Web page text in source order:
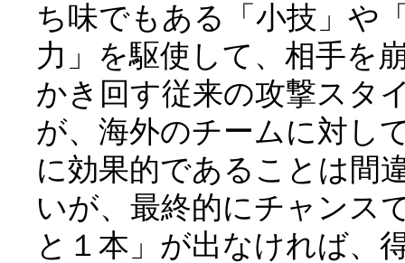
ち味でもある「小技」や
力」を駆使して、相手を
かき回す従来の攻撃スタ
が、海外のチームに対し
に効果的であることは間
いが、最終的にチャンス
と１本」が出なければ、